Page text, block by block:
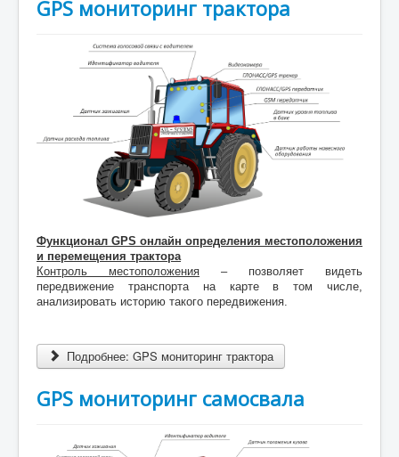
GPS мониторинг трактора
Функционал GPS онлайн определения местоположения
и перемещения трактора
Контроль местоположения – позволяет видеть
передвижение транспорта на карте в том числе,
анализировать историю такого передвижения.
Подробнее: GPS мониторинг трактора
GPS мониторинг самосвала